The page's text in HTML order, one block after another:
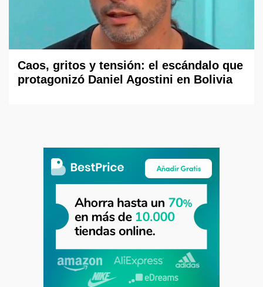
Caos, gritos y tensión: el escándalo que
protagonizó Daniel Agostini en Bolivia